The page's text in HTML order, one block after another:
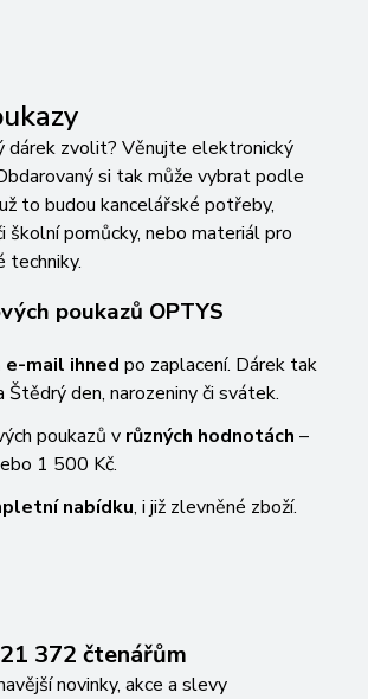
dárek zvolit? Věnujte elektronický
si tak může vybrat podle
to budou kancelářské potřeby,
školní pomůcky, nebo materiál pro
techniky.
poukazů OPTYS
e-mail ihned po zaplacení. Dárek tak
Štědrý den, narozeniny či svátek.
poukazů v různých hodnotách –
1 500 Kč.
nabídku, i již zlevněné zboží.
372 čtenářům
novinky, akce a slevy